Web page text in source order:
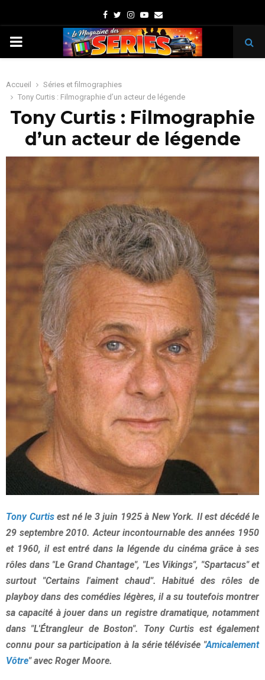
Facebook
TwitterInstagram
Youtube
Email
PRIMARY
Accueil
Séries et filmographies
Tony Curtis : Filmographie d’un acteur de légende
Tony Curtis : Filmographie
d’un acteur de légende
Tony Curtisest né le 3 juin 1925 à New York. Il est décédé le
29 septembre 2010. Acteur incontournable des années 1950
et 1960, il est entré dans la légende du cinéma grâce à ses
rôles dans "Le Grand Chantage", "Les Vikings", "Spartacus" et
surtout "Certains l'aiment chaud". Habitué des rôles de
playboy dans des comédies légères, il a su toutefois montrer
sa capacité à jouer dans un registre dramatique, notamment
dans "L'Étrangleur de Boston". Tony Curtis est également
connu pour sa participation à la série télévisée "Amicalement
Vôtre" avec Roger Moore.